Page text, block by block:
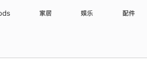
家居 娱乐 配件